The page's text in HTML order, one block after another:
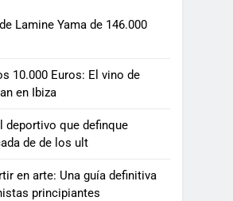
Lamine Yama de 146.000
10.000 Euros: El vino de
en Ibiza
deportivo que definque
de de los ult
en arte: Una guía definitiva
principiantes